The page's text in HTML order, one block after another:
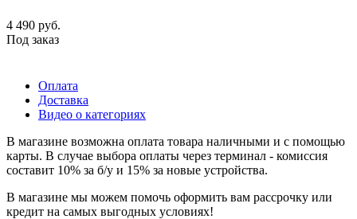
4 490 руб.
Под заказ
Оплата
Доставка
Видео о категориях
В магазине возможна оплата товара наличными и с помощью
карты. В случае выбора оплаты через терминал - комиссия
составит 10% за б/у и 15% за новые устройства.
В магазине мы можем помочь оформить вам рассрочку или
кредит на самых выгодных условиях!